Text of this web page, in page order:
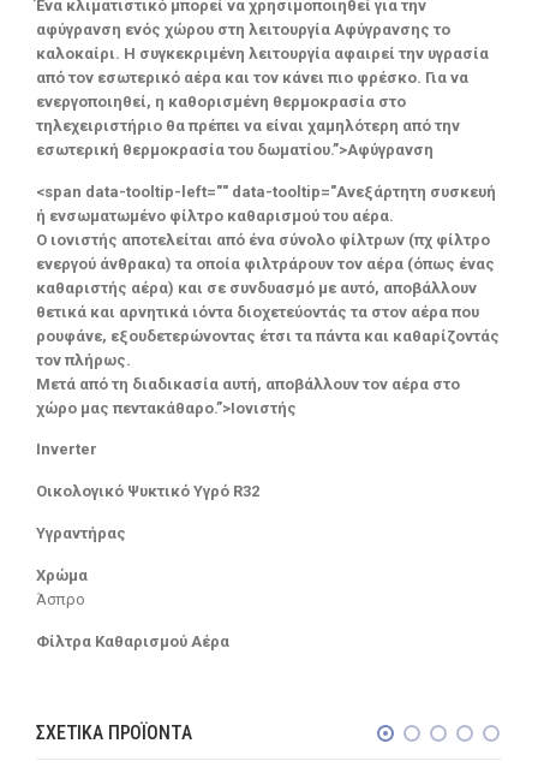
Ένα κλιματιστικό μπορεί να χρησιμοποιηθεί για την
αφύγρανση ενός χώρου στη λειτουργία Αφύγρανσης το
καλοκαίρι. Η συγκεκριμένη λειτουργία αφαιρεί την υγρασία
από τον εσωτερικό αέρα και τον κάνει πιο φρέσκο. Για να
ενεργοποιηθεί, η καθορισμένη θερμοκρασία στο
τηλεχειριστήριο θα πρέπει να είναι χαμηλότερη από την
εσωτερική θερμοκρασία του δωματίου.”>Αφύγρανση
<span data-tooltip-left="" data-tooltip="Ανεξάρτητη συσκευή
ή ενσωματωμένο φίλτρο καθαρισμού του αέρα.
Ο ιονιστής αποτελείται από ένα σύνολο φίλτρων (πχ φίλτρο
ενεργού άνθρακα) τα οποία φιλτράρουν τον αέρα (όπως ένας
καθαριστής αέρα) και σε συνδυασμό με αυτό, αποβάλλουν
θετικά και αρνητικά ιόντα διοχετεύοντάς τα στον αέρα που
ρουφάνε, εξουδετερώνοντας έτσι τα πάντα και καθαρίζοντάς
τον πλήρως.
Μετά από τη διαδικασία αυτή, αποβάλλουν τον αέρα στο
χώρο μας πεντακάθαρο.”>Ιονιστής
Inverter
Οικολογικό Ψυκτικό Υγρό R32
Υγραντήρας
Χρώμα
Άσπρο
Φίλτρα Καθαρισμού Αέρα
ΣΧΕΤΙΚΆ ΠΡΟΪΌΝΤΑ